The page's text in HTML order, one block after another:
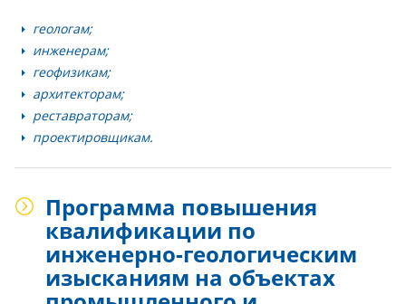
геологам;
инженерам;
геофизикам;
архитекторам;
реставраторам;
проектировщикам.
Программа повышения
квалификации по
инженерно-геологическим
изысканиям на объектах